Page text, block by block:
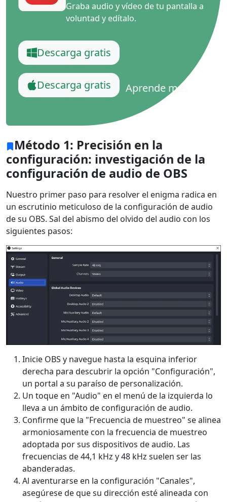
Graba audio y vídeo de tu pantalla a
voluntad y edítalo.
Descarga gratis
Descarga gratis Aprende más
Método 1: Precisión en la
configuración: investigación de la
configuración de audio de OBS
Nuestro primer paso para resolver el enigma radica en
un escrutinio meticuloso de la configuración de audio
de su OBS. Sal del abismo del olvido del audio con los
siguientes pasos:
Inicie OBS y navegue hasta la esquina inferior
derecha para descubrir la opción "Configuración",
un portal a su paraíso de personalización.
Un toque en "Audio" en el menú de la izquierda lo
lleva a un ámbito de configuración de audio.
Confirme que la "Frecuencia de muestreo" se alinea
armoniosamente con la frecuencia de muestreo
adoptada por sus dispositivos de audio. Las
frecuencias de 44,1 kHz y 48 kHz suelen ser las
abanderadas.
Al aventurarse en la configuración "Canales",
asegúrese de que su dirección esté alineada con